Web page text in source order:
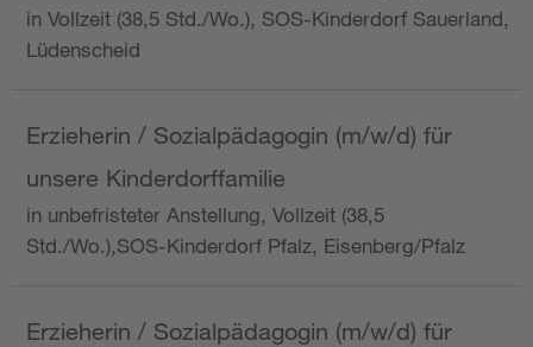
in Vollzeit (38,5 Std./Wo.), SOS-Kinderdorf Sauerland,
Lüdenscheid
Erzieherin / Sozialpädagogin (m/w/d) für
unsere Kinderdorffamilie
in unbefristeter Anstellung, Vollzeit (38,5
Std./Wo.),SOS-Kinderdorf Pfalz, Eisenberg/Pfalz
Erzieherin / Sozialpädagogin (m/w/d) für